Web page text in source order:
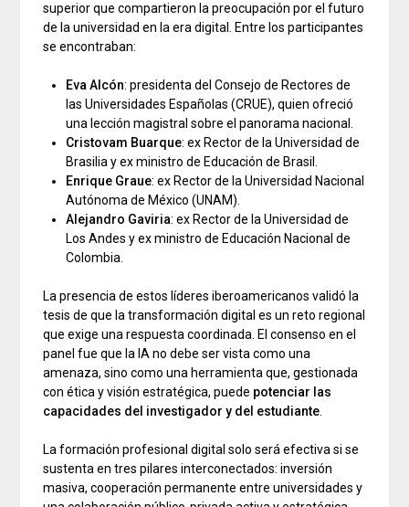
superior que compartieron la preocupación por el futuro
de la universidad en la era digital. Entre los participantes
se encontraban:
Eva Alcón: presidenta del Consejo de Rectores de
las Universidades Españolas (CRUE), quien ofreció
una lección magistral sobre el panorama nacional.
Cristovam Buarque: ex Rector de la Universidad de
Brasilia y ex ministro de Educación de Brasil.
Enrique Graue: ex Rector de la Universidad Nacional
Autónoma de México (UNAM).
Alejandro Gaviria: ex Rector de la Universidad de
Los Andes y ex ministro de Educación Nacional de
Colombia.
La presencia de estos líderes iberoamericanos validó la
tesis de que la transformación digital es un reto regional
que exige una respuesta coordinada. El consenso en el
panel fue que la IA no debe ser vista como una
amenaza, sino como una herramienta que, gestionada
con ética y visión estratégica, puede potenciar las
capacidades del investigador y del estudiante.
La formación profesional digital solo será efectiva si se
sustenta en tres pilares interconectados: inversión
masiva, cooperación permanente entre universidades y